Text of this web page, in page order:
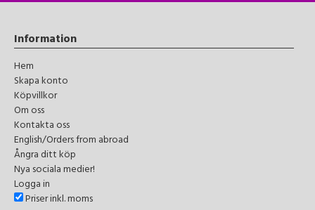
Information
Hem
Skapa konto
Köpvillkor
Om oss
Kontakta oss
English/Orders from abroad
Ångra ditt köp
Nya sociala medier!
Logga in
Priser inkl. moms